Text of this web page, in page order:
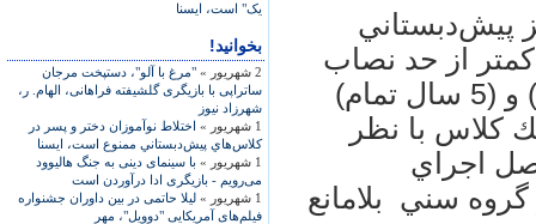
يک" است، ايسنا
بخوانید!
2 شهریور »
"مرغ با آلو"، دستپخت مرجان
ساتراپی با بازيگری گلشيفته فراهانی، الهام. ر،
شهرزاد نيوز
1 شهریور »
اختلاط نوآموزان دختر و پسر در
كلاس‌هاي پيش‌دبستاني ممنوع است، ايسنا
1 شهریور »
با سینمای دینی به جنگ هالیوود
می‌رویم - بازیگری ادا درآوردن است
1 شهریور »
لیلا حاتمی در بین داوران جشنواره
فیلم‌های آمریکایی "دوویل"، مهر
پيش‌دبستاني
از حد نصاب
براي تفكيك دو گروه سني (4 سال تمام) و (5 سال تمام)
4 و 5 ساله در يك كلاس با نظر
اجراي
سني ‌ بلامانع